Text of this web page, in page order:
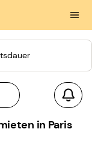
in Paris